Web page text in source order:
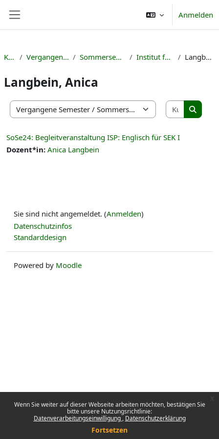
Wenn Sie weiter auf dieser Webseite arbeiten möchten, bestätigen Sie
bitte unsere Nutzungsrichtlinie:
Datenverarbeitungseinwilligung Datenschutzerklärung
Fortsetzen
Anmelden
Kurse Vergangene Semester Sommersemester 2024 Institut für Englisch Langbein, Anica
Langbein, Anica
Kursbereiche
Kurse
Kurse
SoSe24: Begleitveranstaltung ISP: Englisch für SEK I
Dozent*in: Anica Langbein
Sie sind nicht angemeldet. (Anmelden)
Datenschutzinfos
Standarddesign
Powered by Moodle